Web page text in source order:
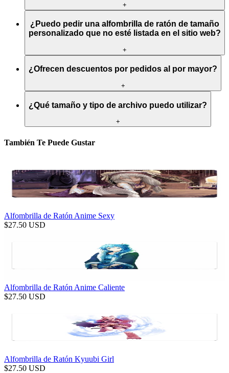
+
¿Puedo pedir una alfombrilla de ratón de tamaño
personalizado que no esté listada en el sitio web?
+
¿Ofrecen descuentos por pedidos al por mayor?
+
¿Qué tamaño y tipo de archivo puedo utilizar?
+
También Te Puede Gustar
Alfombrilla de Ratón Anime Sexy
$27.50 USD
Alfombrilla de Ratón Anime Caliente
$27.50 USD
Alfombrilla de Ratón Kyuubi Girl
$27.50 USD